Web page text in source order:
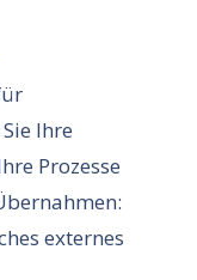
Ihre
Prozesse
externes